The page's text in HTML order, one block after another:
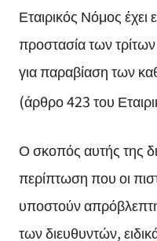
Εταιρικός Νόμος έχει
προστασία των
για παραβίαση των
(άρθρο 423 του
Ο σκοπός αυτής της
περίπτωση που οι
υποστούν
των διευθυντών,